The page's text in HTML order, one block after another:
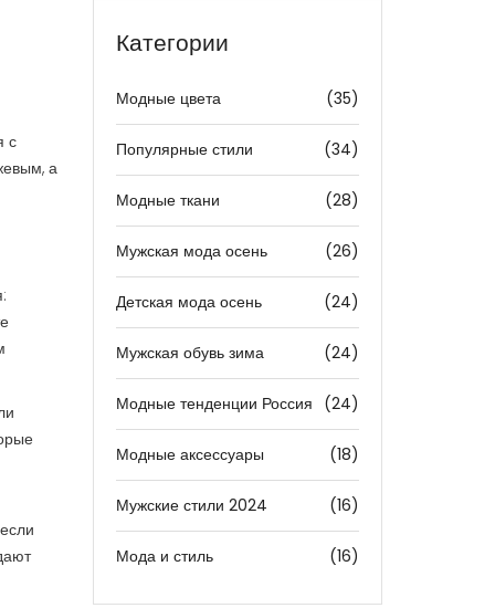
с
а
Категории
Модные цвета (35)
Популярные стили (34)
Модные ткани (28)
Мужская мода осень (26)
Детская мода осень (24)
Мужская обувь зима (24)
Модные тенденции Россия (24)
Модные аксессуары (18)
Мужские стили 2024 (16)
Мода и стиль (16)